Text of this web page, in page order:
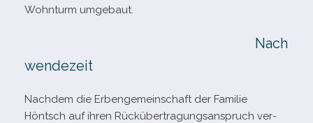
Wohnturm umgebaut.
Nach
wendezeit
Nachdem die Erbengemeinschaft der Familie
Höntsch auf ihren Rückübertragungsanspruch ver­